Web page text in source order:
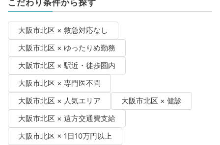
こだわり条件から探す
大阪市北区 × 救急対応なし
大阪市北区 × ゆったりめ勤務
大阪市北区 × 駅近・徒歩圏内
大阪市北区 × 専門医不問
大阪市北区 × 人気エリア
大阪市北区 × 健診
大阪市北区 × 遠方交通費支給
大阪市北区 × 1日10万円以上